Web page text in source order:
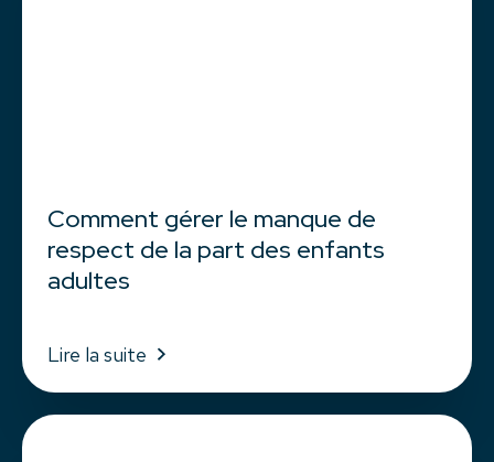
Comment gérer le manque de
respect de la part des enfants
adultes
Lire la suite